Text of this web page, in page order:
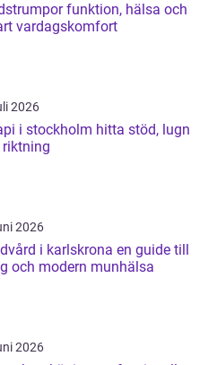
funktion, hälsa och
vardagskomfort
2026
stockholm hitta stöd, lugn
2026
i karlskrona en guide till
och modern munhälsa
2026